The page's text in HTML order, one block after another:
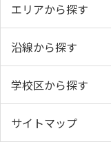
エリアから探す
沿線から探す
学校区から探す
サイトマップ